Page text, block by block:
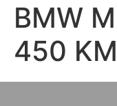
BMW
450 KM